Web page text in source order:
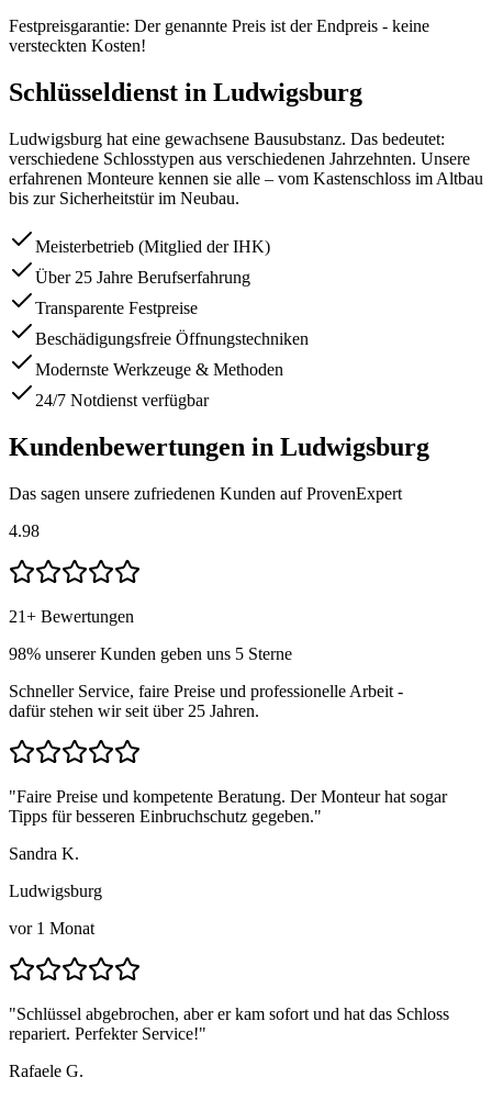
Festpreisgarantie: Der genannte Preis ist der Endpreis - keine
versteckten Kosten!
Schlüsseldienst in Ludwigsburg
Ludwigsburg hat eine gewachsene Bausubstanz. Das bedeutet:
verschiedene Schlosstypen aus verschiedenen Jahrzehnten. Unsere
erfahrenen Monteure kennen sie alle – vom Kastenschloss im Altbau
bis zur Sicherheitstür im Neubau.
Meisterbetrieb (Mitglied der IHK)
Über 25 Jahre Berufserfahrung
Transparente Festpreise
Beschädigungsfreie Öffnungstechniken
Modernste Werkzeuge & Methoden
24/7 Notdienst verfügbar
Kundenbewertungen in Ludwigsburg
Das sagen unsere zufriedenen Kunden auf ProvenExpert
4.98
21+ Bewertungen
98% unserer Kunden geben uns 5 Sterne
Schneller Service, faire Preise und professionelle Arbeit -
dafür stehen wir seit über 25 Jahren.
"Faire Preise und kompetente Beratung. Der Monteur hat sogar
Tipps für besseren Einbruchschutz gegeben."
Sandra K.
Ludwigsburg
vor 1 Monat
"Schlüssel abgebrochen, aber er kam sofort und hat das Schloss
repariert. Perfekter Service!"
Rafaele G.